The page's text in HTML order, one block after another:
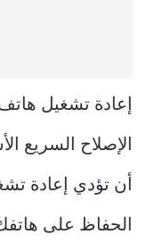
الإصلاح السريع
أن تؤدي إعادة
الحفاظ على